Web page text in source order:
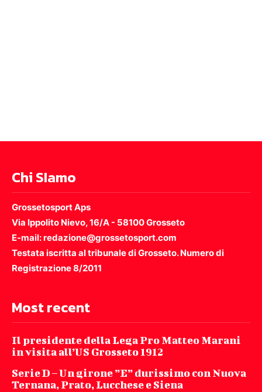
Chi SIamo
Grossetosport Aps
Via Ippolito Nievo, 16/A - 58100 Grosseto
E-mail: redazione@grossetosport.com
Testata iscritta al tribunale di Grosseto. Numero di
Registrazione 8/2011
Most recent
Il presidente della Lega Pro Matteo Marani
in visita all’US Grosseto 1912
Serie D – Un girone ”E” durissimo con Nuova
Ternana, Prato, Lucchese e Siena